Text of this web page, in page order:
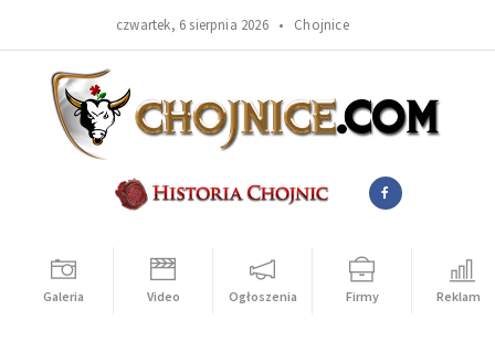
czwartek, 6 sierpnia 2026 • Chojnice
Galeria Video Ogłoszenia Firmy Reklama